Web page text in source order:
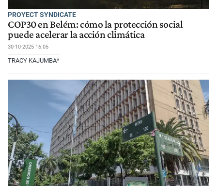
PROYECT SYNDICATE
COP30 en Belém: cómo la protección social
puede acelerar la acción climática
30-10-2025 16:05
TRACY KAJUMBA*